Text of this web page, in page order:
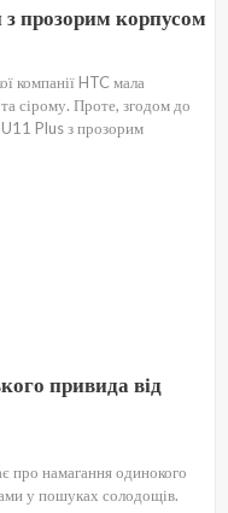
прозорим корпусом
компанії HTC мала
сірому. Проте, згодом до
U11 Plus з прозорим
привида від
про намагання одинокого
у пошуках солодощів.